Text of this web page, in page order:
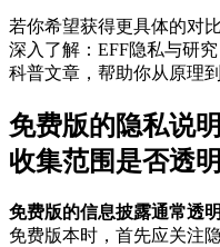
若你希望获得更具体的对
深入了解：EFF隐私与研
科普文章，帮助你从原理
免费版的隐私说
收集范围是否透
免费版的信息披露通常透
免费版本时，首先应关注